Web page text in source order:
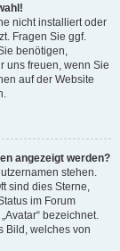
nicht installiert oder
Fragen Sie ggf.
benötigen,
uns freuen, wenn Sie
auf der Website
angezeigt werden?
stehen.
sind dies Sterne,
im Forum
bezeichnet.
Bild, welches von